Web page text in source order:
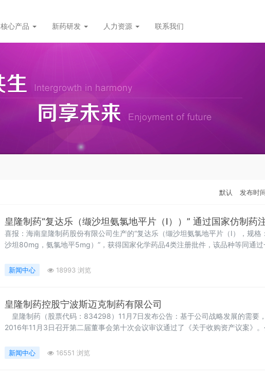
核心产品 新药研发 人力资源 联系我们
默认 发布时
皇隆制药“复达乐（缬沙坦氨氯地平片（I））” 通过国家仿制药
喜报：海南皇隆制药股份有限公司生产的“复达乐（缬沙坦氨氯地平片（I），规格
沙坦80mg，氨氯地平5mg）”，获得国家化学药品4类注册批件，该品种等同通过
（缬沙坦分散片）”后，获得国家注册批文的复方降压药重磅产品。
新闻中心 18993 浏览
皇隆制药控股宁波斯迈克制药有限公司
皇隆制药（股票代码：834298）11月7日发布公告：基于公司战略发展的需要
2016年11月3日召开第二届董事会第十次会议审议通过了《关于收购资产议案》。
收购完成后，公司将成为斯迈克制药的控股公司。
新闻中心 16551 浏览